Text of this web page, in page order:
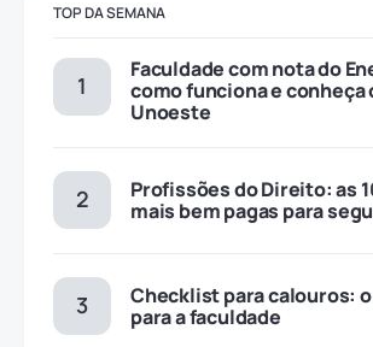
TOP DA SEMANA
Faculdade com nota do
como funciona e
Unoeste
Profissões do Direito: as
mais bem pagas para
Checklist para calouros:
para a faculdade